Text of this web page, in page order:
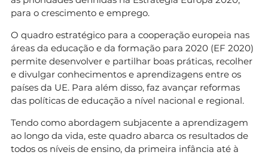
para o crescimento e emprego.
O quadro estratégico para a cooperação europeia nas
áreas da educação e da formação para 2020 (EF 2020)
permite desenvolver e partilhar boas práticas, recolher
e divulgar conhecimentos e aprendizagens entre os
países da UE. Para além disso, faz avançar reformas
das políticas de educação a nível nacional e regional.
Tendo como abordagem subjacente a aprendizagem
ao longo da vida, este quadro abarca os resultados de
todos os níveis de ensino, da primeira infância até à